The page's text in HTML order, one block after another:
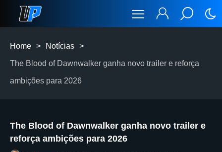
Home > Notícias >
The Blood of Dawnwalker ganha novo trailer e reforça
ambições para 2026
The Blood of Dawnwalker ganha novo trailer e
reforça ambições para 2026